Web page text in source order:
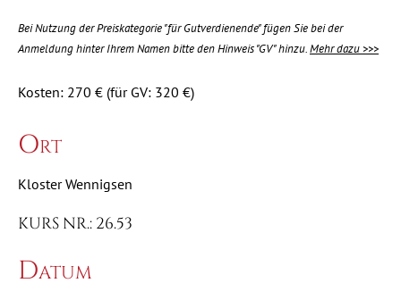
Bei Nutzung der Preiskategorie "für Gutverdienende" fügen Sie bei der
Anmeldung hinter Ihrem Namen bitte den Hinweis "GV" hinzu.Mehr dazu >>>
Kosten: 270 € (für GV: 320 €)
Ort
Kloster Wennigsen
KURS NR.: 26.53
Datum